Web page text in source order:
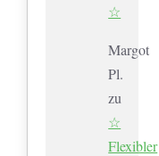
☆
Margot
Pl.
zu
☆
Flexibler